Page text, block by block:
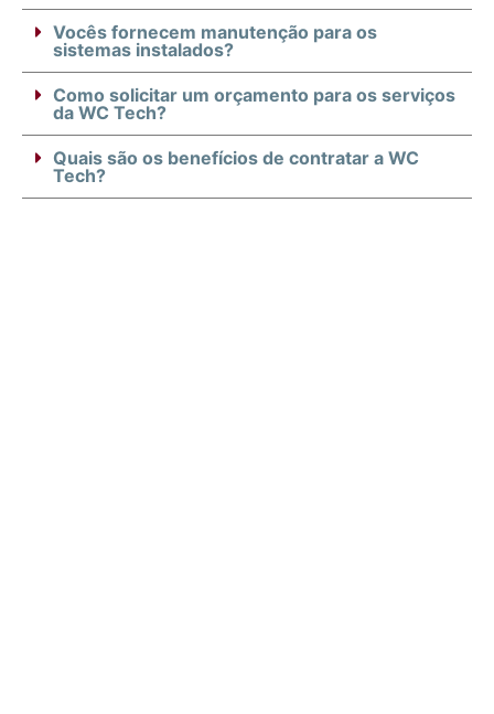
Vocês fornecem manutenção para os
sistemas instalados?
Como solicitar um orçamento para os serviços
da WC Tech?
Quais são os benefícios de contratar a WC
Tech?